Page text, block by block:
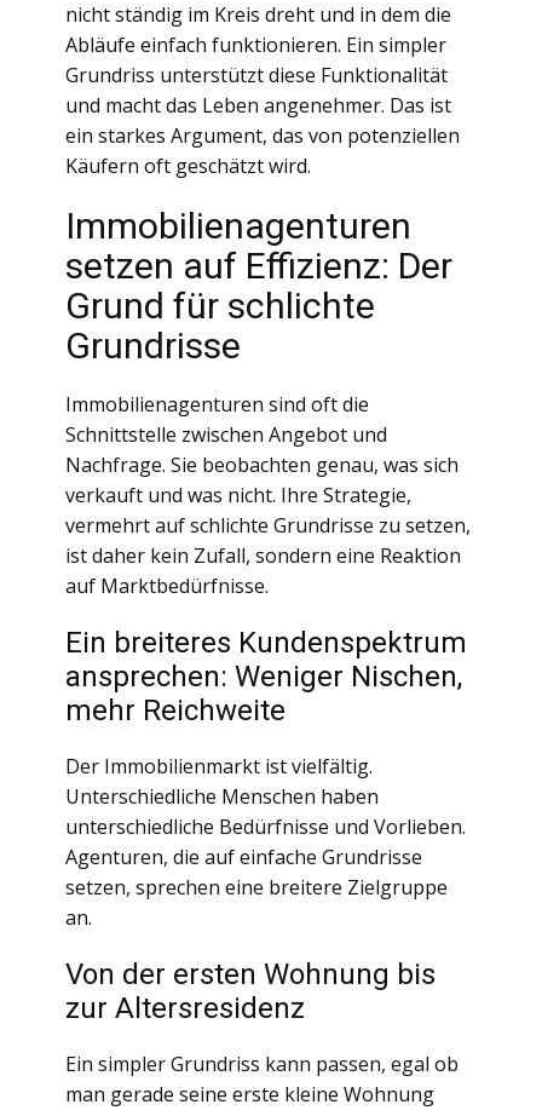
nicht ständig im Kreis dreht und in dem die
Abläufe einfach funktionieren. Ein simpler
Grundriss unterstützt diese Funktionalität
und macht das Leben angenehmer. Das ist
ein starkes Argument, das von potenziellen
Käufern oft geschätzt wird.
Immobilienagenturen
setzen auf Effizienz: Der
Grund für schlichte
Grundrisse
Immobilienagenturen sind oft die
Schnittstelle zwischen Angebot und
Nachfrage. Sie beobachten genau, was sich
verkauft und was nicht. Ihre Strategie,
vermehrt auf schlichte Grundrisse zu setzen,
ist daher kein Zufall, sondern eine Reaktion
auf Marktbedürfnisse.
Ein breiteres Kundenspektrum
ansprechen: Weniger Nischen,
mehr Reichweite
Der Immobilienmarkt ist vielfältig.
Unterschiedliche Menschen haben
unterschiedliche Bedürfnisse und Vorlieben.
Agenturen, die auf einfache Grundrisse
setzen, sprechen eine breitere Zielgruppe
an.
Von der ersten Wohnung bis
zur Altersresidenz
Ein simpler Grundriss kann passen, egal ob
man gerade seine erste kleine Wohnung